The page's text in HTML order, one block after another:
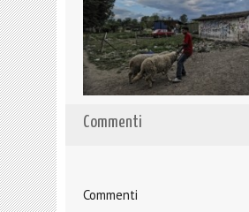
Commenti
Commenti